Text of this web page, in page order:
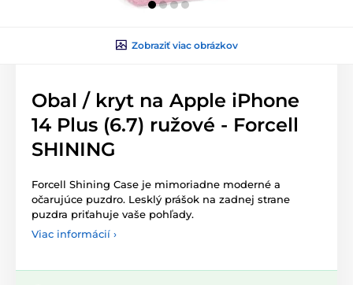
Zobraziť viac obrázkov
Obal / kryt na Apple iPhone
14 Plus (6.7) ružové - Forcell
SHINING
Forcell Shining Case je mimoriadne moderné a
očarujúce puzdro. Lesklý prášok na zadnej strane
puzdra priťahuje vaše pohľady.
Viac informácií ›